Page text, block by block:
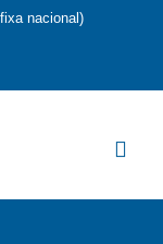
nacional)